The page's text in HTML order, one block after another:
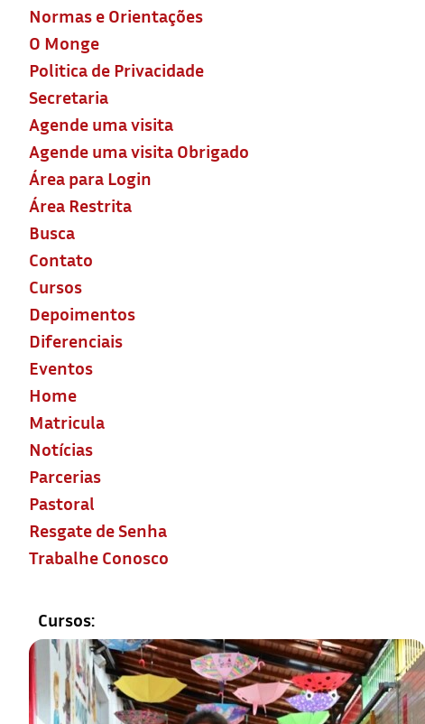
Normas e Orientações
O Monge
Politica de Privacidade
Secretaria
Agende uma visita
Agende uma visita Obrigado
Área para Login
Área Restrita
Busca
Contato
Cursos
Depoimentos
Diferenciais
Eventos
Home
Matricula
Notícias
Parcerias
Pastoral
Resgate de Senha
Trabalhe Conosco
Cursos: